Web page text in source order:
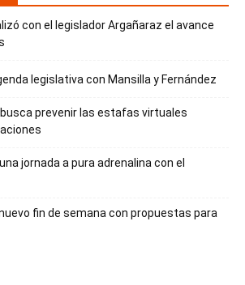
con el legislador Argañaraz el avance
legislativa con Mansilla y Fernández
prevenir las estafas virtuales
jornada a pura adrenalina con el
fin de semana con propuestas para